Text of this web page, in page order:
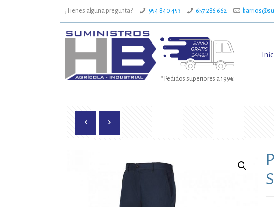
¿Tienes alguna pregunta? 954 840 453 657 286 662
* Pedidos superiores a 199€